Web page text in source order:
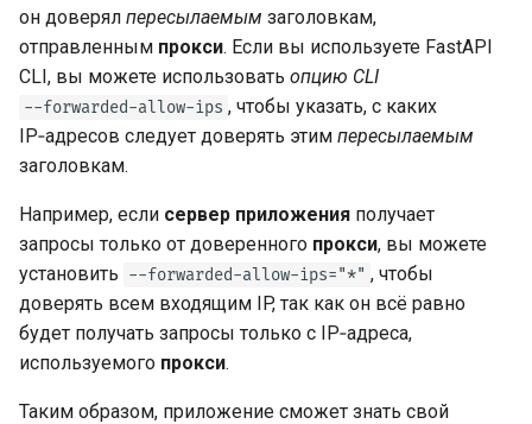
он доверял пересылаемым заголовкам,
отправленным прокси. Если вы используете FastAPI
CLI, вы можете использовать опцию CLI
--forwarded-allow-ips , чтобы указать, с каких
IP‑адресов следует доверять этим пересылаемым
заголовкам.
Например, если сервер приложения получает
запросы только от доверенного прокси, вы можете
установить --forwarded-allow-ips="*" , чтобы
доверять всем входящим IP, так как он всё равно
будет получать запросы только с IP‑адреса,
используемого прокси.
Таким образом, приложение сможет знать свой